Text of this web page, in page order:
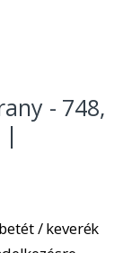
- 748,
|
/ keverék